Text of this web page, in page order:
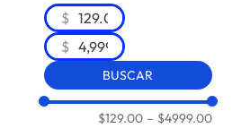
$
$
BUSCAR
$129.00 – $4999.00